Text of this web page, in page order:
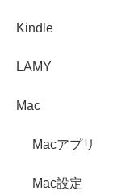
Kindle
LAMY
Mac
Macアプリ
Mac設定